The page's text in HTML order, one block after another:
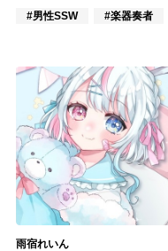
#男性SSW
#楽器奏者
雨宿れいん